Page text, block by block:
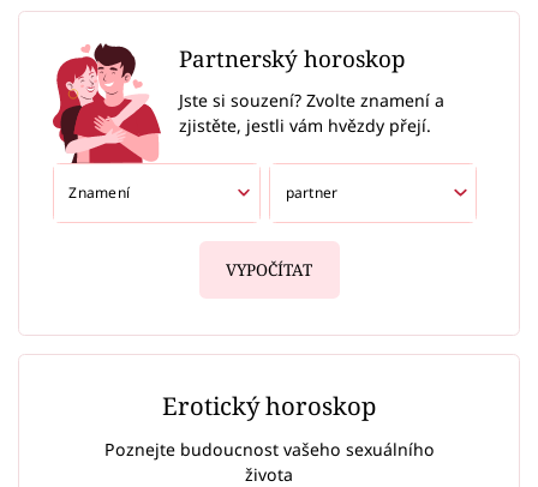
Partnerský horoskop
Jste si souzení? Zvolte znamení a
zjistěte, jestli vám hvězdy přejí.
VYPOČÍTAT
Erotický horoskop
Poznejte budoucnost vašeho sexuálního
života